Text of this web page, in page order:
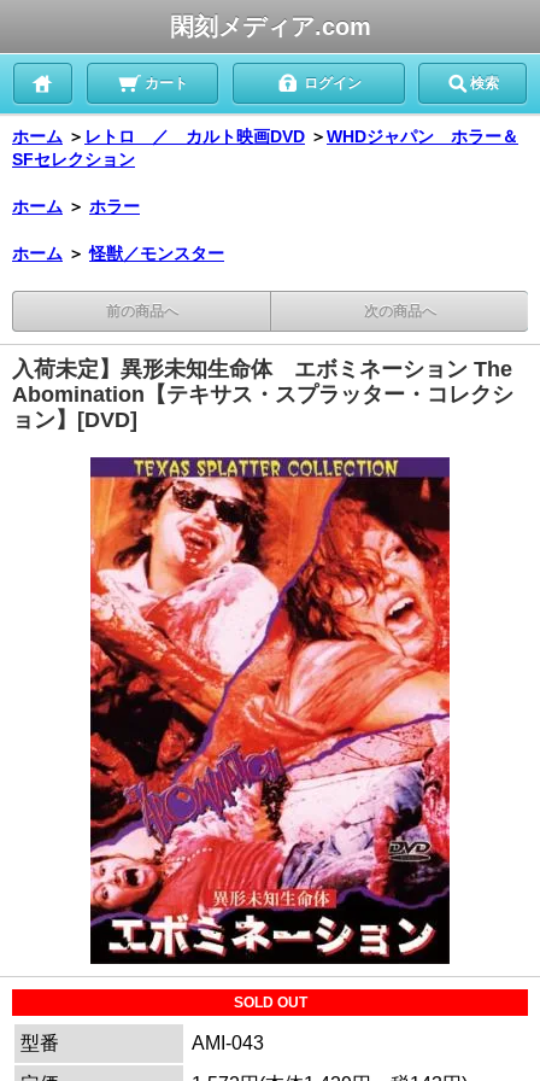
閑刻メディア.com
カート ログイン 検索
ホーム ＞ レトロ ／ カルト映画DVD ＞WHDジャパン ホラー＆
SFセレクション
ホーム ＞ ホラー
ホーム ＞ 怪獣／モンスター
前の商品へ 次の商品へ
入荷未定】異形未知生命体 エボミネーション The
Abomination【テキサス・スプラッター・コレクシ
ョン】[DVD]
SOLD OUT
型番
AMI-043